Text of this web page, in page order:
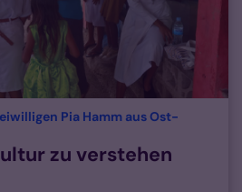
Pia Hamm aus Ost-
zu verstehen